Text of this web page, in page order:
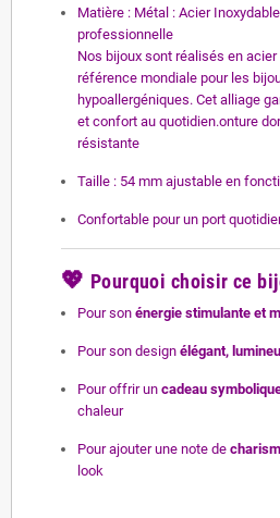
Matière : Métal : Acier
professionnelle
Nos bijoux sont réalisés en
référence mondiale pour les
hypoallergéniques. Cet alliage
et confort au quotidien.onture
résistante
Taille : 54 mm ajustable en
Confortable pour un port
💖 Pourquoi choisir ce
Pour son énergie stimulante et
Pour son design élégant,
Pour offrir un cadeau
chaleur
Pour ajouter une note de
look